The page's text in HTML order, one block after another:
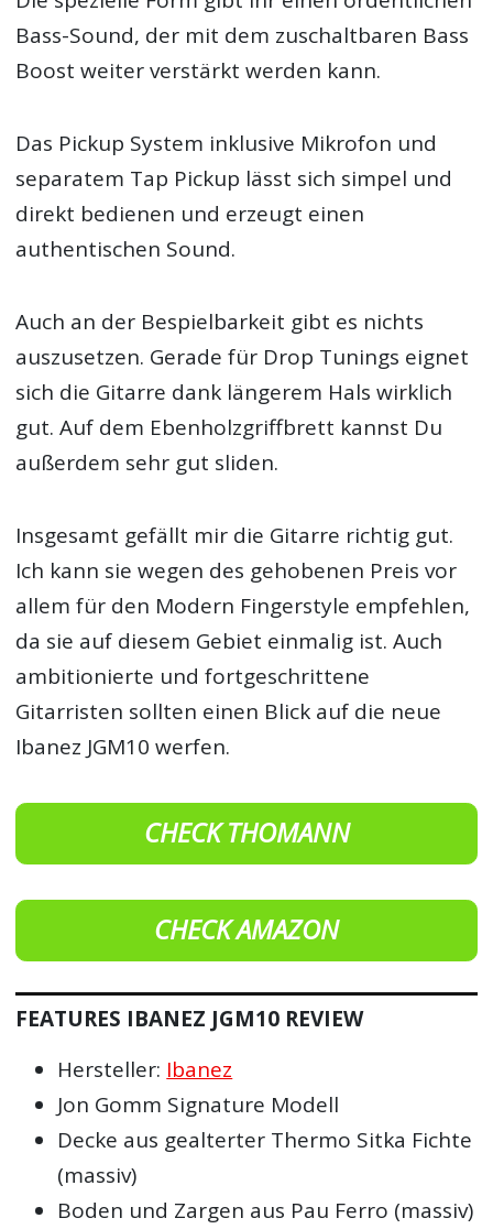
Bass-Sound, der mit dem zuschaltbaren Bass
Boost weiter verstärkt werden kann.
Das Pickup System inklusive Mikrofon und
separatem Tap Pickup lässt sich simpel und
direkt bedienen und erzeugt einen
authentischen Sound.
Auch an der Bespielbarkeit gibt es nichts
auszusetzen. Gerade für Drop Tunings eignet
sich die Gitarre dank längerem Hals wirklich
gut. Auf dem Ebenholzgriffbrett kannst Du
außerdem sehr gut sliden.
Insgesamt gefällt mir die Gitarre richtig gut.
Ich kann sie wegen des gehobenen Preis vor
allem für den Modern Fingerstyle empfehlen,
da sie auf diesem Gebiet einmalig ist. Auch
ambitionierte und fortgeschrittene
Gitarristen sollten einen Blick auf die neue
Ibanez JGM10 werfen.
CHECK THOMANN
CHECK AMAZON
FEATURES IBANEZ JGM10 REVIEW
Hersteller: Ibanez
Jon Gomm Signature Modell
Decke aus gealterter Thermo Sitka Fichte
(massiv)
Boden und Zargen aus Pau Ferro (massiv)